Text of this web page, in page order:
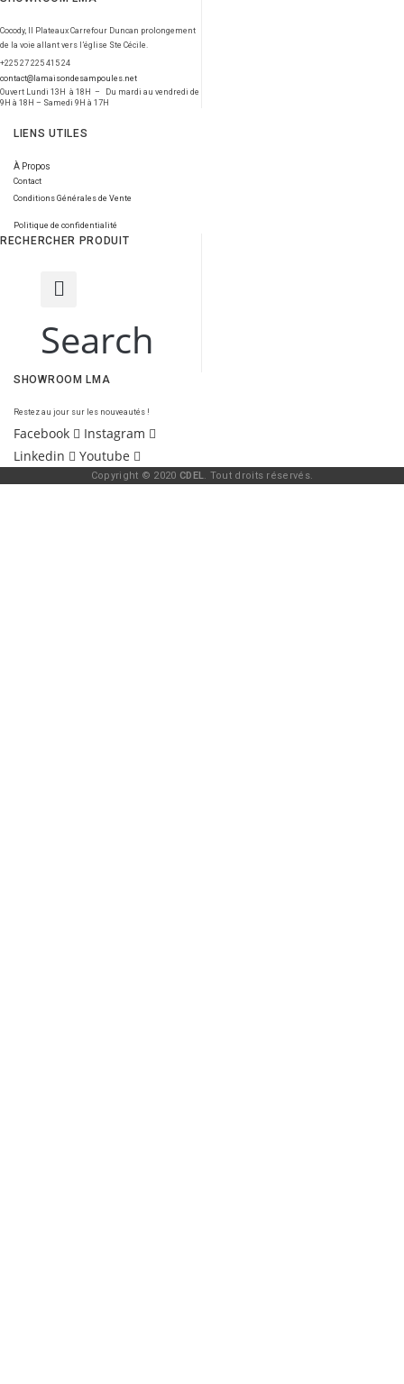
Cocody, II Plateaux Carrefour Duncan prolongement
de la voie allant vers l’église Ste Cécile.
+225 27 225 415 24
contact@lamaisondesampoules.net
Ouvert Lundi 13H à 18H – Du mardi au vendredi de
9H à 18H – Samedi 9H à 17H
LIENS UTILES
À Propos
Contact
Conditions Générales de Vente
Politique de confidentialité
RECHERCHER PRODUIT
Search
SHOWROOM LMA
Restez au jour sur les nouveautés !
Facebook
Instagram
Linkedin
Youtube
Copyright © 2020 CDEL. Tout droits réservés.